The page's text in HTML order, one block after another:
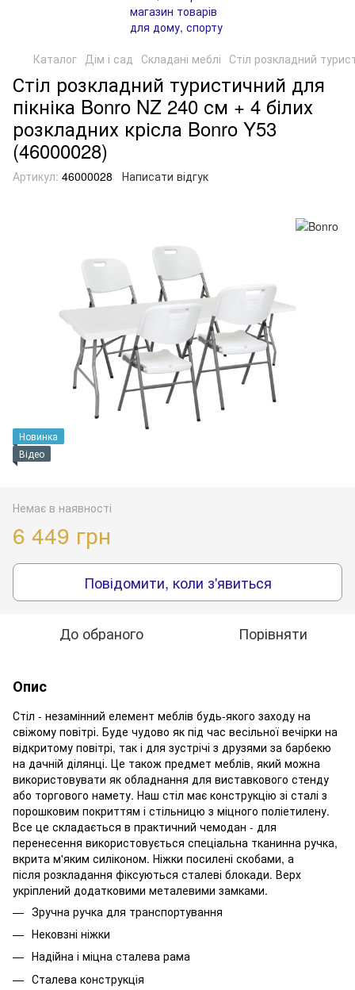
Каталог Дім і сад Складані меблі Стіл розкладний
Стіл розкладний туристичний для
пікніка Bonro NZ 240 см + 4 білих
розкладних крісла Bonro Y53
(46000028)
Артикул: 46000028 Написати відгук
Новинка
Відео
Немає в наявності
6 449 грн
Повідомити, коли з'явиться
До обраного Порівняти
Опис
Стіл - незамінний елемент меблів будь-якого заходу на
свіжому повітрі. Буде чудово як під час весільної вечірки на
відкритому повітрі, так і для зустрічі з друзями за барбекю
на дачній ділянці. Це також предмет меблів, який можна
використовувати як обладнання для виставкового стенду
або торгового намету. Наш стіл має конструкцію зі сталі з
порошковим покриттям і стільницю з міцного поліетилену.
Все це складається в практичний чемодан - для
перенесення використовується спеціальна тканинна ручка,
вкрита м'яким силіконом. Ніжки посилені скобами, а
після розкладання фіксуються сталеві блокади. Верх
укріплений додатковими металевими замками.
Зручна ручка для транспортування
Нековзні ніжки
Надійна і міцна сталева рама
Сталева конструкція